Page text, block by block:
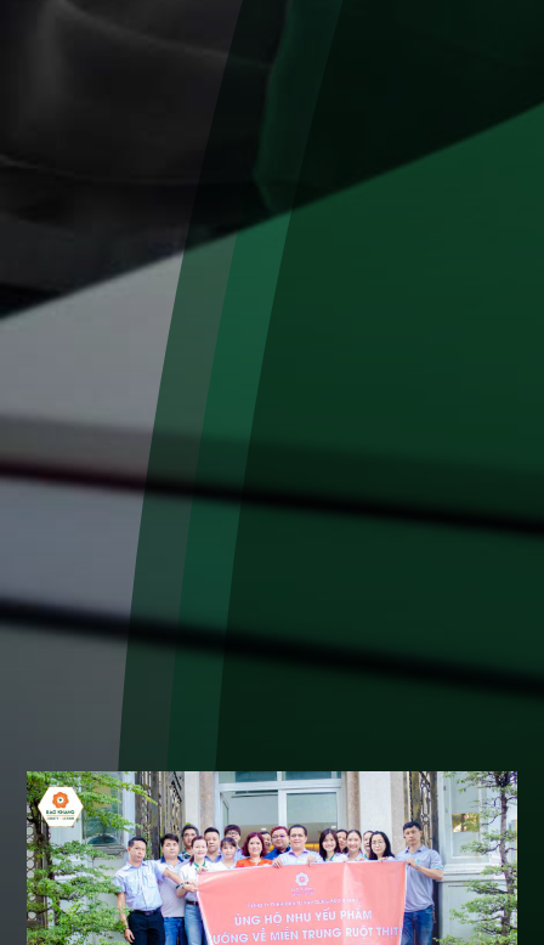
TIN BẢO KHANG